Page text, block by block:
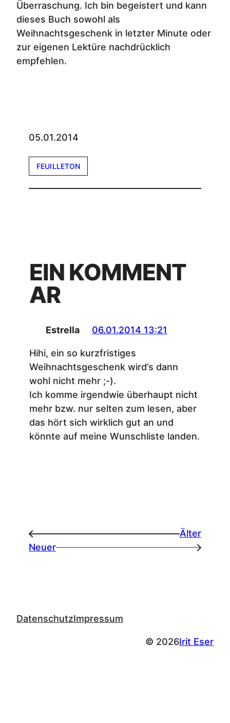
Überraschung. Ich bin begeistert und kann
dieses Buch sowohl als
Weihnachtsgeschenk in letzter Minute oder
zur eigenen Lektüre nachdrücklich
empfehlen.
05.01.2014
FEUILLETON
EIN KOMMENT
AR
Estrella 06.01.2014 13:21
Hihi, ein so kurzfristiges
Weihnachtsgeschenk wird’s dann
wohl nicht mehr ;-).
Ich komme irgendwie überhaupt nicht
mehr bzw. nur selten zum lesen, aber
das hört sich wirklich gut an und
könnte auf meine Wunschliste landen.
←
Älter
Neuer
→
DatenschutzImpressum
© 2026Irit Eser